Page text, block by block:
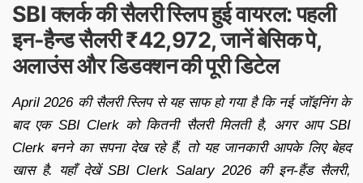
SBI क्लर्क की सैलरी स्लिप हुई वायरल: पहली
इन-हैन्ड सैलरी ₹42,972, जानें बेसिक पे,
अलाउंस और डिडक्शन की पूरी डिटेल
April 2026 की सैलरी स्लिप से यह साफ हो गया है कि नई जॉइनिंग के
बाद एक SBI Clerk को कितनी सैलरी मिलती है, अगर आप SBI
Clerk बनने का सपना देख रहे हैं, तो यह जानकारी आपके लिए बेहद
खास है. यहाँ देखें SBI Clerk Salary 2026 की इन-हैंड सैलरी,